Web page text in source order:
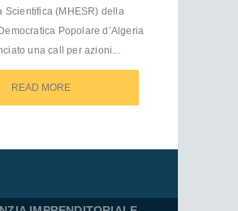
Scientifica (MHESR) della
Popolare d’Algeria
una call per azioni...
READ MORE